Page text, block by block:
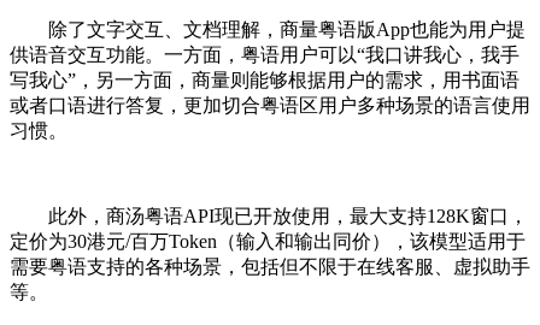
除了文字交互、文档理解，商量粤语版App也能为用户提
供语音交互功能。一方面，粤语用户可以“我口讲我心，我手
写我心”，另一方面，商量则能够根据用户的需求，用书面语
或者口语进行答复，更加切合粤语区用户多种场景的语言使用
习惯。
此外，商汤粤语API现已开放使用，最大支持128K窗口，
定价为30港元/百万Token（输入和输出同价），该模型适用于
需要粤语支持的各种场景，包括但不限于在线客服、虚拟助手
等。